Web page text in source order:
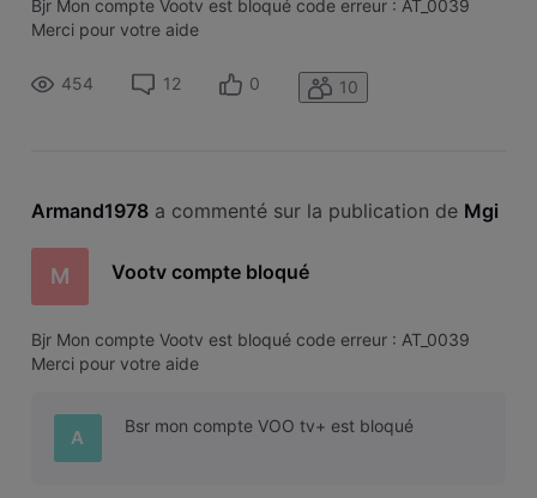
Bjr Mon compte Vootv est bloqué code erreur : AT_0039
Merci pour votre aide
454 12 0 10
Armand1978 a commenté sur la publication de Mgi
M Vootv compte bloqué
Bjr Mon compte Vootv est bloqué code erreur : AT_0039
Merci pour votre aide
A
Bsr mon compte VOO tv+ est bloqué